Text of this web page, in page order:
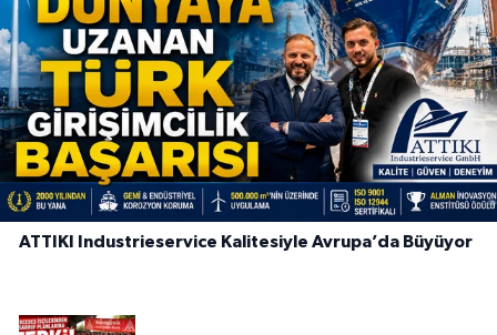
ATTIKI Industrieservice Kalitesiyle Avrupa’da Büyüyor